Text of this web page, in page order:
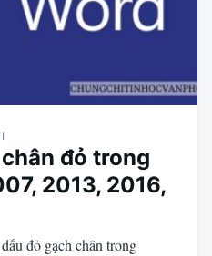
đỏ trong
2013, 2016,
đỏ gạch chân trong